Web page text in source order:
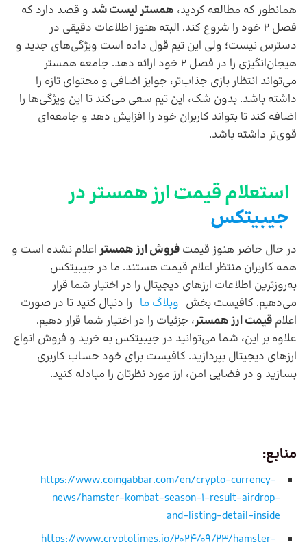
همانطور که مطالعه کردید، همستر لیست شد و قصد دارد که
فصل 2 خود را شروع کند. البته هنوز اطلاعات دقیقی در
دسترس نیست؛ ولی این تیم قول داده است ویژگی‌های جدید و
هیجان‌انگیزی را در فصل 2 خود ارائه دهد. جامعه همستر
می‌تواند انتظار بازی جذاب‌تر، جوایز اضافی و محتوای تازه را
داشته باشد. بدون شک، این تیم سعی می‌کند تا این ویژگی‌ها را
اضافه کند تا بتواند کاربران خود را افزایش دهد و جامعه‌ای
قوی‌تر داشته باشد.
استعلام قیمت ارز همستر در
جیبیتکس
در حال حاضر هنوز قیمت فروش ارز همستر اعلام نشده است و
همه کاربران منتظر اعلام قیمت هستند. ما در جیبیتکس
به‌روزترین اطلاعات ارزهای دیجیتال را در اختیار شما قرار
می‌دهیم. کافیست بخش وبلاگ ما را دنبال کنید تا در صورت
اعلام قیمت ارز همستر، جزئیات را در اختیار شما قرار دهیم.
علاوه بر این، شما می‌توانید در جیبیتکس به خرید و فروش انواع
ارزهای دیجیتال بپردازید. کافیست برای خود حساب کاربری
بسازید و در فضایی امن، ارز مورد نظرتان را مبادله کنید.
منابع:
https://www.coingabbar.com/en/crypto-currency-
news/hamster-kombat-season-1-result-airdrop-
and-listing-detail-inside